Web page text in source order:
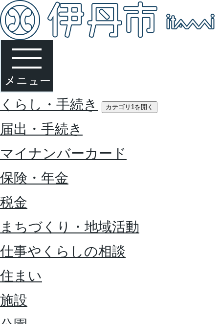
くらし・手続き カテゴリ1を開く
届出・手続き
マイナンバーカード
保険・年金
税金
まちづくり・地域活動
仕事やくらしの相談
住まい
施設